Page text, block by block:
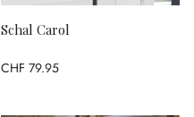
Schal Carol
CHF 79.95